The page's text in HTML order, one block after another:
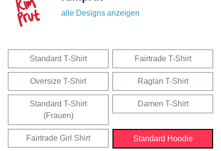
alle Designs anzeigen
Standard T-Shirt Fairtrade T-Shirt
Oversize T-Shirt Raglan T-Shirt
Standard T-Shirt
(Frauen)
Damen T-Shirt
Fairtrade Girl Shirt Standard Hoodie